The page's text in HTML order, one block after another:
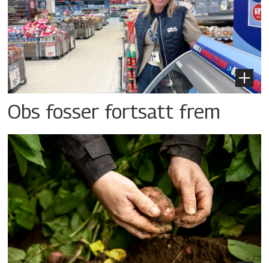
Obs fosser fortsatt frem